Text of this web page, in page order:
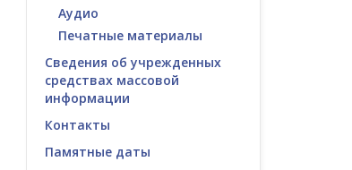
Аудио
Печатные материалы
Сведения об учрежденных
средствах массовой
информации
Контакты
Памятные даты